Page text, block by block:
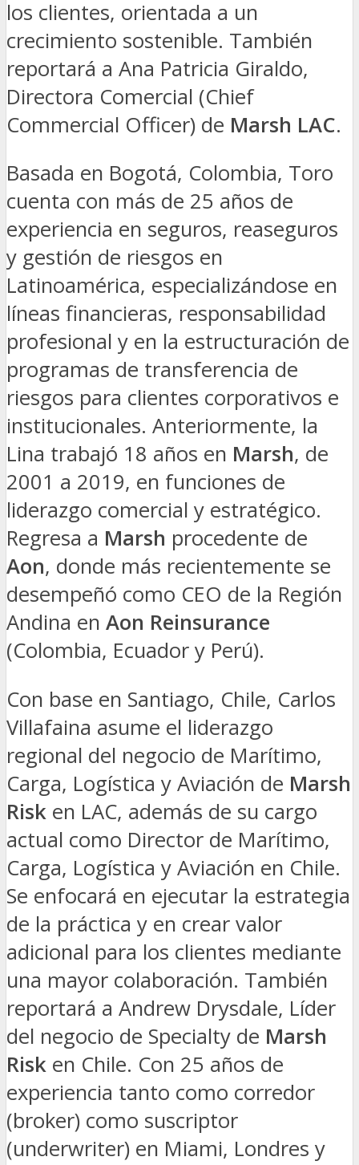
los clientes, orientada a un
crecimiento sostenible. También
reportará a Ana Patricia Giraldo,
Directora Comercial (Chief
Commercial Officer) de Marsh LAC.
Basada en Bogotá, Colombia, Toro
cuenta con más de 25 años de
experiencia en seguros, reaseguros
y gestión de riesgos en
Latinoamérica, especializándose en
líneas financieras, responsabilidad
profesional y en la estructuración de
programas de transferencia de
riesgos para clientes corporativos e
institucionales. Anteriormente, la
Lina trabajó 18 años en Marsh, de
2001 a 2019, en funciones de
liderazgo comercial y estratégico.
Regresa a Marsh procedente de
Aon, donde más recientemente se
desempeñó como CEO de la Región
Andina en Aon Reinsurance
(Colombia, Ecuador y Perú).
Con base en Santiago, Chile, Carlos
Villafaina asume el liderazgo
regional del negocio de Marítimo,
Carga, Logística y Aviación de Marsh
Risk en LAC, además de su cargo
actual como Director de Marítimo,
Carga, Logística y Aviación en Chile.
Se enfocará en ejecutar la estrategia
de la práctica y en crear valor
adicional para los clientes mediante
una mayor colaboración. También
reportará a Andrew Drysdale, Líder
del negocio de Specialty de Marsh
Risk en Chile. Con 25 años de
experiencia tanto como corredor
(broker) como suscriptor
(underwriter) en Miami, Londres y